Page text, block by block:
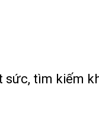
tìm kiếm